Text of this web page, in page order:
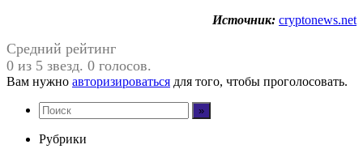
Источник: cryptonews.net
Средний рейтинг
0 из 5 звезд. 0 голосов.
Вам нужно авторизироваться для того, чтобы проголосовать.
Рубрики